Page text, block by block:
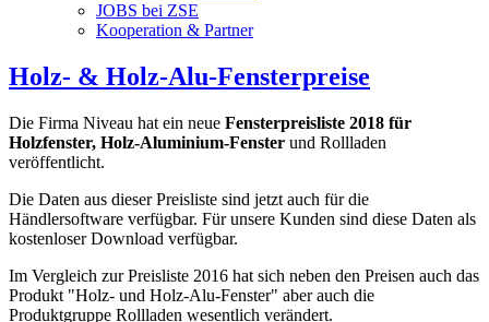
JOBS bei ZSE
Kooperation & Partner
Holz- & Holz-Alu-Fensterpreise
Die Firma Niveau hat ein neue Fensterpreisliste 2018 für
Holzfenster, Holz-Aluminium-Fenster und Rollladen
veröffentlicht.
Die Daten aus dieser Preisliste sind jetzt auch für die
Händlersoftware verfügbar. Für unsere Kunden sind diese Daten als
kostenloser Download verfügbar.
Im Vergleich zur Preisliste 2016 hat sich neben den Preisen auch das
Produkt "Holz- und Holz-Alu-Fenster" aber auch die
Produktgruppe Rollladen wesentlich verändert.